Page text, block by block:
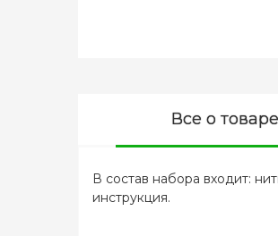
Все о товаре
В состав набора входит:
инструкция.